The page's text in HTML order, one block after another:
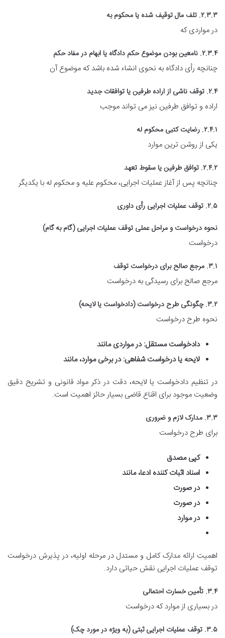
۲.۳.۳. تلف مال توقیف شده یا محکوم به
در مواردی که
۲.۳.۴. نامعین بودن موضوع حکم دادگاه یا ابهام در مفاد حکم
چنانچه رأی دادگاه به نحوی انشاء شده باشد که موضوع آن
۲.۴. توقف ناشی از اراده طرفین یا توافقات جدید
اراده و توافق طرفین نیز می تواند موجب
۲.۴.۱. رضایت کتبی محکوم له
یکی از روشن ترین موارد
۲.۴.۲. توافق طرفین یا سقوط تعهد
چنانچه پس از آغاز عملیات اجرایی، محکوم علیه و محکوم له با یکدیگر
۲.۵. توقف عملیات اجرایی رأی داوری
نحوه درخواست و مراحل عملی توقف عملیات اجرایی (گام به گام)
درخواست
۳.۱. مرجع صالح برای درخواست توقف
مرجع صالح برای رسیدگی به درخواست
۳.۲. چگونگی طرح درخواست (دادخواست یا لایحه)
نحوه طرح درخواست
دادخواست مستقل:در مواردی مانند
لایحه یا درخواست شفاهی:در برخی موارد، مانند
در تنظیم دادخواست یا لایحه، دقت در ذکر مواد قانونی و تشریح دقیق
وضعیت موجود برای اقناع قاضی بسیار حائز اهمیت است.
۳.۳. مدارک لازم و ضروری
برای طرح درخواست
کپی مصدق
اسناد اثبات کننده ادعا، مانند
در صورت
در صورت
در موارد
اهمیت ارائه مدارک کامل و مستدل در مرحله اولیه، در پذیرش درخواست
توقف عملیات اجرایی نقش حیاتی دارد.
۳.۴. تأمین خسارت احتمالی
در بسیاری از موارد که درخواست
۳.۵. توقف عملیات اجرایی ثبتی (به ویژه در مورد چک)